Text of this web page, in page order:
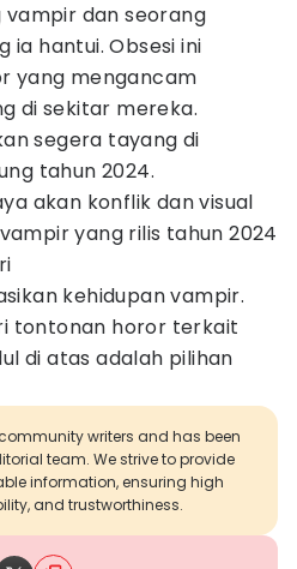
dan seorang
ia hantui. Obsesi ini
yang mengancam
di sekitar mereka.
segera tayang di
tahun 2024.
akan konflik dan visual
vampir yang rilis tahun 2024
kehidupan vampir.
tontonan horor terkait
di atas adalah pilihan
writers and has been
team. We strive to provide
information, ensuring high
and trustworthiness.